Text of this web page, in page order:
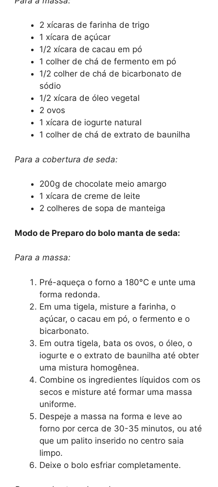
2 xícaras de farinha de trigo
1 xícara de açúcar
1/2 xícara de cacau em pó
1 colher de chá de fermento em pó
1/2 colher de chá de bicarbonato de
sódio
1/2 xícara de óleo vegetal
2 ovos
1 xícara de iogurte natural
1 colher de chá de extrato de baunilha
Para a cobertura de seda:
200g de chocolate meio amargo
1 xícara de creme de leite
2 colheres de sopa de manteiga
Modo de Preparo do bolo manta de seda:
Para a massa:
Pré-aqueça o forno a 180°C e unte uma
forma redonda.
Em uma tigela, misture a farinha, o
açúcar, o cacau em pó, o fermento e o
bicarbonato.
Em outra tigela, bata os ovos, o óleo, o
iogurte e o extrato de baunilha até obter
uma mistura homogênea.
Combine os ingredientes líquidos com os
secos e misture até formar uma massa
uniforme.
Despeje a massa na forma e leve ao
forno por cerca de 30-35 minutos, ou até
que um palito inserido no centro saia
limpo.
Deixe o bolo esfriar completamente.